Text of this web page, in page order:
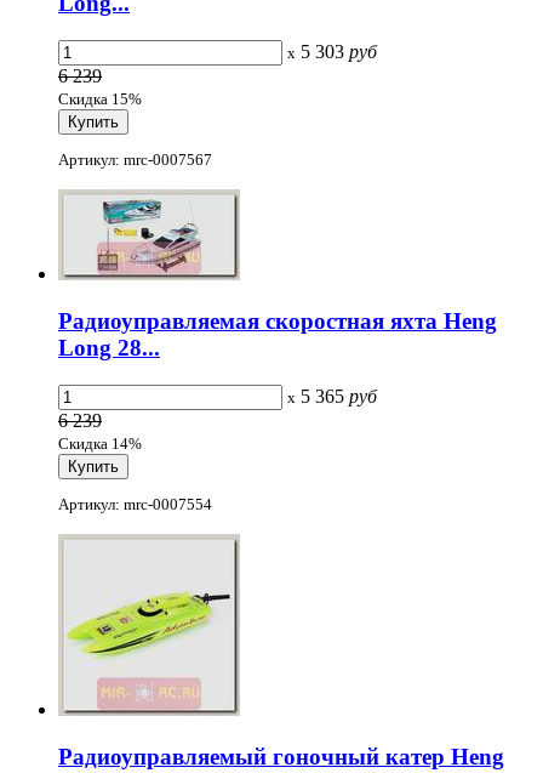
x 5 303 руб
6 239
Скидка 15%
Артикул: mrc-0007567
Радиоуправляемая скоростная яхта Heng
Long 28...
x 5 365 руб
6 239
Скидка 14%
Артикул: mrc-0007554
Радиоуправляемый гоночный катер Heng